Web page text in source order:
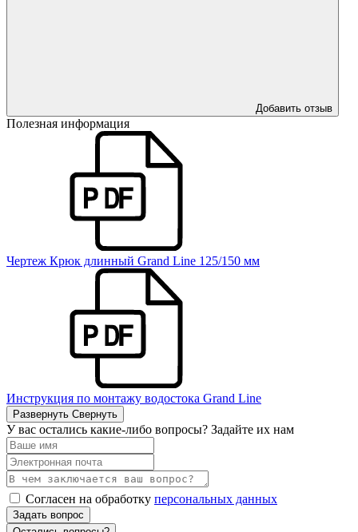
Добавить отзыв
Полезная информация
Чертеж Крюк длинный Grand Line 125/150 мм
Инструкция по монтажу водостока Grand Line
Развернуть Свернуть
У вас остались какие-либо вопросы? Задайте их нам
Согласен на обработку персональных данных
Задать вопрос